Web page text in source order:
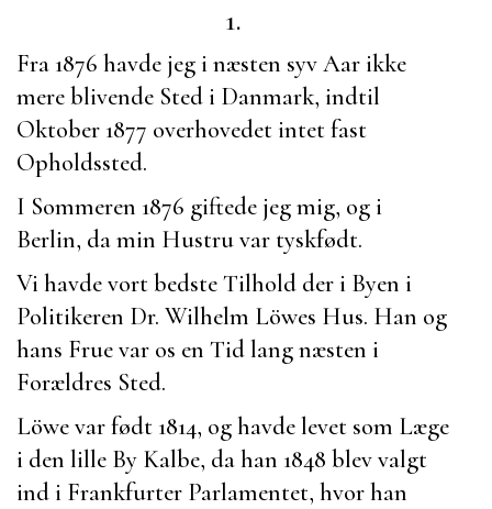
1.
Fra 1876 havde jeg i næsten syv Aar ikke
mere blivende Sted i Danmark, indtil
Oktober 1877 overhovedet intet fast
Opholdssted.
I Sommeren 1876 giftede jeg mig, og i
Berlin, da min Hustru var tyskfødt.
Vi havde vort bedste Tilhold der i Byen i
Politikeren Dr. Wilhelm Löwes Hus. Han og
hans Frue var os en Tid lang næsten i
Forældres Sted.
Löwevar født 1814, og havde levet som Læge
i den lille By Kalbe, da han 1848 blev valgt
ind i Frankfurter Parlamentet, hvor han